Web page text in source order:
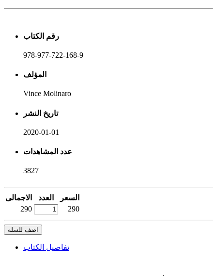
رقم الكتاب
978-977-722-168-9
المؤلف
Vince Molinaro
تاريخ النشر
2020-01-01
عدد المشاهدات
3827
السعر العدد
الاجمالى
290
290
اضف للسله
تفاصيل الكتاب